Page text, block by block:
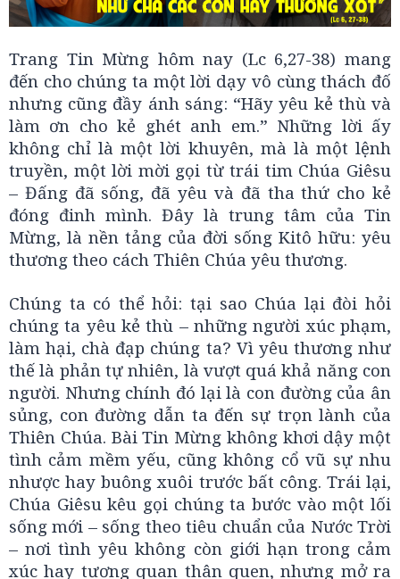
Trang Tin Mừng hôm nay (Lc 6,27-38) mang
đến cho chúng ta một lời dạy vô cùng thách đố
nhưng cũng đầy ánh sáng: “Hãy yêu kẻ thù và
làm ơn cho kẻ ghét anh em.” Những lời ấy
không chỉ là một lời khuyên, mà là một lệnh
truyền, một lời mời gọi từ trái tim Chúa Giêsu
– Đấng đã sống, đã yêu và đã tha thứ cho kẻ
đóng đinh mình. Đây là trung tâm của Tin
Mừng, là nền tảng của đời sống Kitô hữu: yêu
thương theo cách Thiên Chúa yêu thương.
Chúng ta có thể hỏi: tại sao Chúa lại đòi hỏi
chúng ta yêu kẻ thù – những người xúc phạm,
làm hại, chà đạp chúng ta? Vì yêu thương như
thế là phản tự nhiên, là vượt quá khả năng con
người. Nhưng chính đó lại là con đường của ân
sủng, con đường dẫn ta đến sự trọn lành của
Thiên Chúa. Bài Tin Mừng không khơi dậy một
tình cảm mềm yếu, cũng không cổ vũ sự nhu
nhược hay buông xuôi trước bất công. Trái lại,
Chúa Giêsu kêu gọi chúng ta bước vào một lối
sống mới – sống theo tiêu chuẩn của Nước Trời
– nơi tình yêu không còn giới hạn trong cảm
xúc hay tương quan thân quen, nhưng mở ra